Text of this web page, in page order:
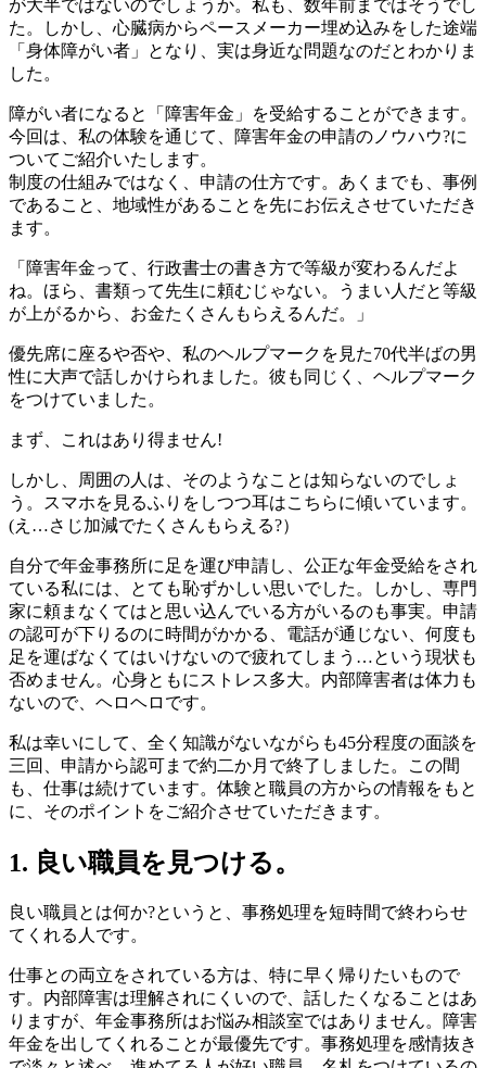
が大半ではないのでしょうか。私も、数年前まではそうでし
た。しかし、心臓病からペースメーカー埋め込みをした途端
「身体障がい者」となり、実は身近な問題なのだとわかりま
した。
障がい者になると「障害年金」を受給することができます。
今回は、私の体験を通じて、障害年金の申請のノウハウ?に
ついてご紹介いたします。
制度の仕組みではなく、申請の仕方です。あくまでも、事例
であること、地域性があることを先にお伝えさせていただき
ます。
「障害年金って、行政書士の書き方で等級が変わるんだよ
ね。ほら、書類って先生に頼むじゃない。うまい人だと等級
が上がるから、お金たくさんもらえるんだ。」
優先席に座るや否や、私のヘルプマークを見た70代半ばの男
性に大声で話しかけられました。彼も同じく、ヘルプマーク
をつけていました。
まず、これはあり得ません!
しかし、周囲の人は、そのようなことは知らないのでしょ
う。スマホを見るふりをしつつ耳はこちらに傾いています。
(え…さじ加減でたくさんもらえる?）
自分で年金事務所に足を運び申請し、公正な年金受給をされ
ている私には、とても恥ずかしい思いでした。しかし、専門
家に頼まなくてはと思い込んでいる方がいるのも事実。申請
の認可が下りるのに時間がかかる、電話が通じない、何度も
足を運ばなくてはいけないので疲れてしまう…という現状も
否めません。心身ともにストレス多大。内部障害者は体力も
ないので、ヘロヘロです。
私は幸いにして、全く知識がないながらも45分程度の面談を
三回、申請から認可まで約二か月で終了しました。この間
も、仕事は続けています。体験と職員の方からの情報をもと
に、そのポイントをご紹介させていただきます。
1. 良い職員を見つける。
良い職員とは何か?というと、事務処理を短時間で終わらせ
てくれる人です。
仕事との両立をされている方は、特に早く帰りたいもので
す。内部障害は理解されにくいので、話したくなることはあ
りますが、年金事務所はお悩み相談室ではありません。障害
年金を出してくれることが最優先です。事務処理を感情抜き